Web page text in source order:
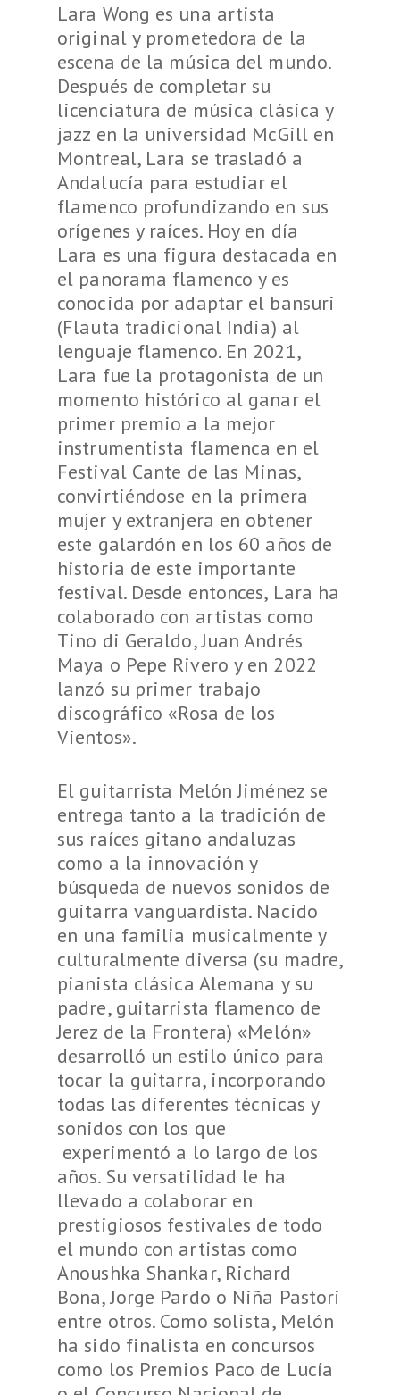
Lara Wong es una artista
original y prometedora de la
escena de la música del mundo.
Después de completar su
licenciatura de música clásica y
jazz en la universidad McGill en
Montreal, Lara se trasladó a
Andalucía para estudiar el
flamenco profundizando en sus
orígenes y raíces. Hoy en día
Lara es una figura destacada en
el panorama flamenco y es
conocida por adaptar el bansuri
(Flauta tradicional India) al
lenguaje flamenco. En 2021,
Lara fue la protagonista de un
momento histórico al ganar el
primer premio a la mejor
instrumentista flamenca en el
Festival Cante de las Minas,
convirtiéndose en la primera
mujer y extranjera en obtener
este galardón en los 60 años de
historia de este importante
festival. Desde entonces, Lara ha
colaborado con artistas como
Tino di Geraldo, Juan Andrés
Maya o Pepe Rivero y en 2022
lanzó su primer trabajo
discográfico «Rosa de los
Vientos».
El guitarrista Melón Jiménez se
entrega tanto a la tradición de
sus raíces gitano andaluzas
como a la innovación y
búsqueda de nuevos sonidos de
guitarra vanguardista. Nacido
en una familia musicalmente y
culturalmente diversa (su madre,
pianista clásica Alemana y su
padre, guitarrista flamenco de
Jerez de la Frontera) «Melón»
desarrolló un estilo único para
tocar la guitarra, incorporando
todas las diferentes técnicas y
sonidos con los que
experimentó a lo largo de los
años. Su versatilidad le ha
llevado a colaborar en
prestigiosos festivales de todo
el mundo con artistas como
Anoushka Shankar, Richard
Bona, Jorge Pardo o Niña Pastori
entre otros. Como solista, Melón
ha sido finalista en concursos
como los Premios Paco de Lucía